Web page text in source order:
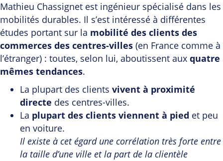
Mathieu Chassignet est ingénieur spécialisé dans les
mobilités durables. Il s’est intéressé à différentes
études portant sur la mobilité des clients des
commerces des centres-villes (en France comme à
l’étranger) : toutes, selon lui, aboutissent aux quatre
mêmes tendances.
La plupart des clients vivent à proximité
directe des centres-villes.
La plupart des clients viennent à pied et peu
en voiture.
Il existe à cet égard une corrélation très forte entre
la taille d’une ville et la part de la clientèle